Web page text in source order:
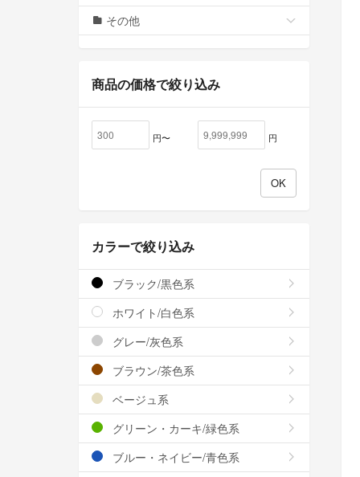
その他
商品の価格で絞り込み
円〜 円
カラーで絞り込み
ブラック/黒色系
ホワイト/白色系
グレー/灰色系
ブラウン/茶色系
ベージュ系
グリーン・カーキ/緑色系
ブルー・ネイビー/青色系